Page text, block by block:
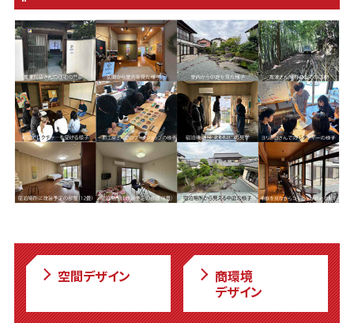
空間デザイン
商環境
デザイン